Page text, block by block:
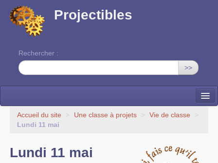
Projectibles
Rechercher :
>>
La ruche
Cinéma
Accueil du site > Une classe à projets > Vie de classe
>
Lundi 11 mai
Lundi 11 mai